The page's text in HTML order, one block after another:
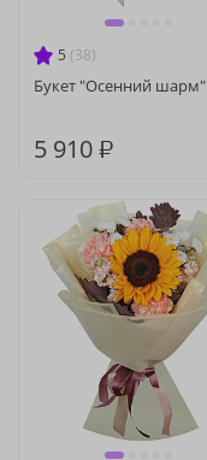
5 (38)
Букет "Осенний шарм"
5 910 ₽